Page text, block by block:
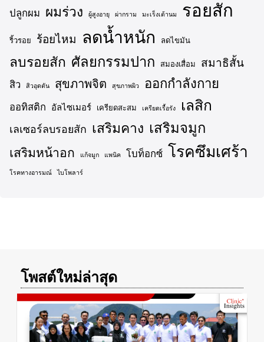
ปลูกผม ผมร่วง ผู้สูงอายุ ผ่ากราม มะเร็งเต้านม รอยสัก
ริ้วรอย ร้อยไหม ลดน้ำหนัก ลดไขมัน
ลบรอยสัก ศัลยกรรมปาก สมองเสื่อม สมาธิสั้น
สิว สิวอุดตัน สุขภาพจิต สุขภาพผิว ออกกำลังกาย
ออทิสติก อัลไซเมอร์ เครียดสะสม เครียดเรื้อรัง เลสิก
เลเซอร์ลบรอยสัก เสริมคาง เสริมจมูก
เสริมหน้าอก แก้จมูก แพนิค โบท็อกซ์ โรคซึมเศร้า
โรคทางอารมณ์ ไบโพลาร์
โพสต์ใหม่ล่าสุด